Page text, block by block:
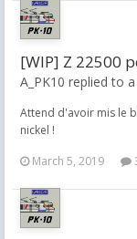
[WIP] Z 22500
A_PK10 replied to
Attend d'avoir mis le
nickel !
March 5, 2019